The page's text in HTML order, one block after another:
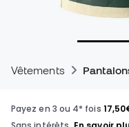
Vêtements